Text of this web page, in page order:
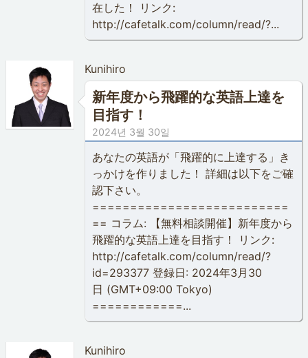
在した！ リンク:
http://cafetalk.com/column/read/?...
Kunihiro
新年度から飛躍的な英語上達を
目指す！
2024년 3월 30일
あなたの英語が「飛躍的に上達する」き
っかけを作りました！ 詳細は以下をご確
認下さい。
==========================
== コラム: 【無料相談開催】新年度から
飛躍的な英語上達を目指す！ リンク:
http://cafetalk.com/column/read/?
id=293377 登録日: 2024年3月30
日 (GMT+09:00 Tokyo)
============...
Kunihiro